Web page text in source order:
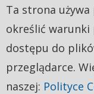
Ta strona używa
określić warunki
dostępu do
przeglądarce.
naszej: Polityce